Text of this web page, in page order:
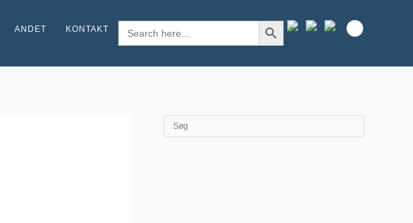
ANDET KONTAKT
Search
for:
SEARCH BUTTON